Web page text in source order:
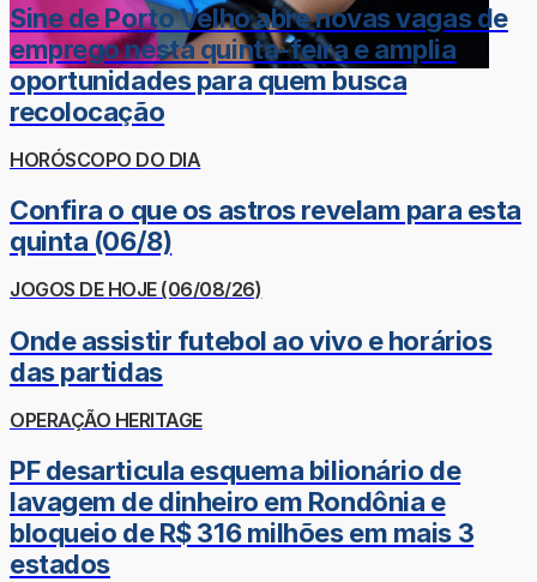
Sine de Porto Velho abre novas vagas de
emprego nesta quinta-feira e amplia
oportunidades para quem busca
recolocação
HORÓSCOPO DO DIA
Confira o que os astros revelam para esta
quinta (06/8)
JOGOS DE HOJE (06/08/26)
Onde assistir futebol ao vivo e horários
das partidas
OPERAÇÃO HERITAGE
PF desarticula esquema bilionário de
lavagem de dinheiro em Rondônia e
bloqueio de R$ 316 milhões em mais 3
estados